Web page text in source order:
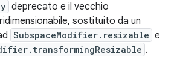
deprecato e il vecchio
sostituito da un
SubspaceModifier.resizable e
.